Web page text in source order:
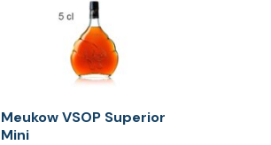
Meukow VSOP Superior
Mini